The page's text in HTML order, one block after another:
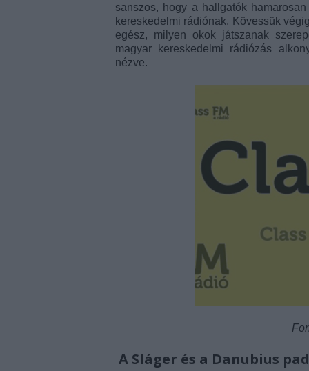
sanszos, hogy a hallgatók
kereskedelmi rádiónak. Kövessük
egész, milyen okok játszanak
magyar kereskedelmi rádiózás
nézve.
A Sláger és a Danubius